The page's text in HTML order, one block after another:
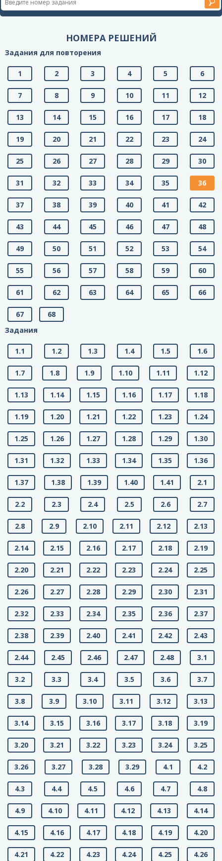
НОМЕРА РЕШЕНИЙ
Задания для повторения
1 2 3 4 5 6
7 8 9 10 11 12
13 14 15 16 17 18
19 20 21 22 23 24
25 26 27 28 29 30
31 32 33 34 35 36
37 38 39 40 41 42
43 44 45 46 47 48
49 50 51 52 53 54
55 56 57 58 59 60
61 62 63 64 65 66
67
68
Задания
1.1 1.2 1.3 1.4 1.5 1.6
1.7 1.8 1.9 1.10 1.11 1.12
1.13 1.14 1.15 1.16 1.17 1.18
1.19 1.20 1.21 1.22 1.23 1.24
1.25 1.26 1.27 1.28 1.29 1.30
1.31 1.32 1.33 1.34 1.35 1.36
1.37 1.38 1.39 1.40 1.41 2.1
2.2 2.3 2.4 2.5 2.6 2.7
2.8 2.9 2.10 2.11 2.12 2.13
2.14 2.15 2.16 2.17 2.18 2.19
2.20 2.21 2.22 2.23 2.24 2.25
2.26 2.27 2.28 2.29 2.30 2.31
2.32 2.33 2.34 2.35 2.36 2.37
2.38 2.39 2.40 2.41 2.42 2.43
2.44 2.45 2.46 2.47 2.48 3.1
3.2 3.3 3.4 3.5 3.6 3.7
3.8 3.9 3.10 3.11 3.12 3.13
3.14 3.15 3.16 3.17 3.18 3.19
3.20 3.21 3.22 3.23 3.24 3.25
3.26 3.27 3.28 3.29 4.1 4.2
4.3 4.4 4.5 4.6 4.7 4.8
4.9 4.10 4.11 4.12 4.13 4.14
4.15 4.16 4.17 4.18 4.19 4.20
4.21 4.22 4.23 4.24 4.25 4.26